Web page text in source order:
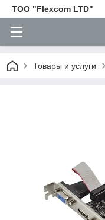
ТОО "Flexcom LTD"
Товары и услуги